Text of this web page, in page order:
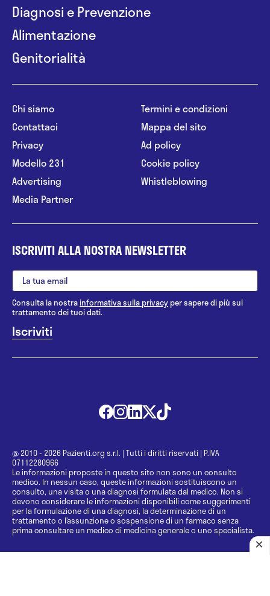
Diagnosi e Prevenzione
Alimentazione
Genitorialità
Chi siamo
Contattaci
Privacy
Modello 231
Advertising
Media Partner
Termini e condizioni
Mappa del sito
Ad policy
Cookie policy
Whistleblowing
ISCRIVITI ALLA NOSTRA NEWSLETTER
Consulta la nostrainformativa sulla privacy per sapere di più sul
trattamento dei tuoi dati.
@ 2010 - 2026 Pazienti.org s.r.l. | Tutti i diritti riservati | P.IVA
07112280966
Le informazioni proposte in questo sito non sono un consulto
medico. In nessun caso, queste informazioni sostituiscono un
consulto, una visita o una diagnosi formulata dal medico. Non si
devono considerare le informazioni disponibili come suggerimenti
per la formulazione di una diagnosi, la determinazione di un
trattamento o l’assunzione o sospensione di un farmaco senza
prima consultare un medico di medicina generale o uno specialista.